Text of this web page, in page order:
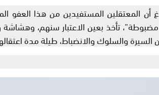
أن المعتقلين المستفيدين من هذا العفو
تأخذ بعين الاعتبار سنهم، وهشاشة
والسلوك والانضباط، طيلة مدة